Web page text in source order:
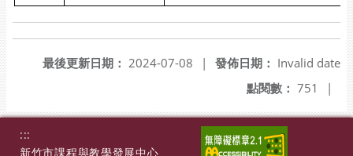
發佈日期： Invalid date
最後更新日期： 2024-07-08
|
點閱數： 751 |
:::
新竹市課程與教學發展中心